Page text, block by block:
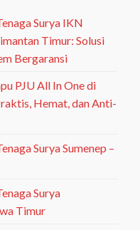
Surya IKN
Timur: Solusi
Bergaransi
PJU All In One di
Hemat, dan Anti-
Surya Sumenep –
Surya
Timur